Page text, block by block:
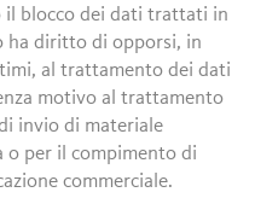
il blocco dei dati trattati in
ha diritto di opporsi, in
al trattamento dei dati
motivo al trattamento
invio di materiale
per il compimento di
commerciale.